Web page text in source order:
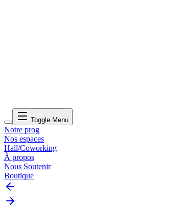
Toggle Menu
Notre prog
Nos espaces
Hall/Coworking
À propos
Nous Soutenir
Boutique